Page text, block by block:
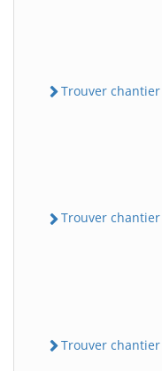
Trouver chantier
Trouver chantier
Trouver chantier